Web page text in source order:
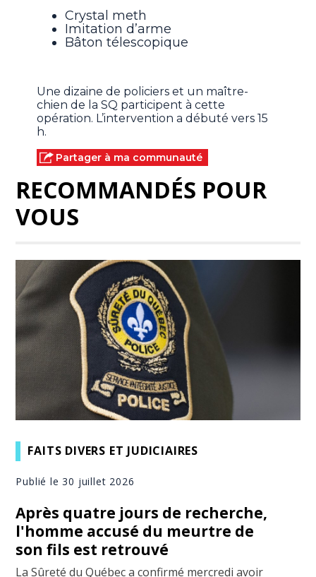
Crystal meth
Imitation d’arme
Bâton télescopique
Une dizaine de policiers et un maître-
chien de la SQ participent à cette
opération. L’intervention a débuté vers 15
h.
Partager à ma communauté
RECOMMANDÉS POUR
VOUS
FAITS DIVERS ET JUDICIAIRES
Publié le 30 juillet 2026
Après quatre jours de recherche,
l'homme accusé du meurtre de
son fils est retrouvé
La Sûreté du Québec a confirmé mercredi avoir